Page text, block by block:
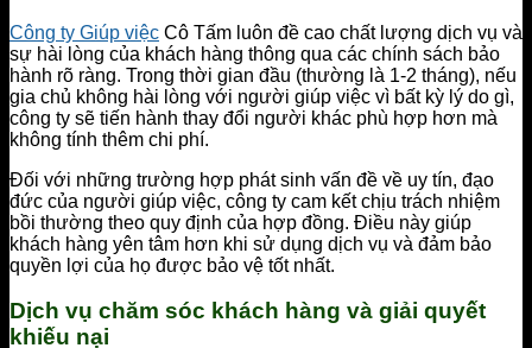
Công ty Giúp việc Cô Tấm luôn đề cao chất lượng dịch vụ và
sự hài lòng của khách hàng thông qua các chính sách bảo
hành rõ ràng. Trong thời gian đầu (thường là 1-2 tháng), nếu
gia chủ không hài lòng với người giúp việc vì bất kỳ lý do gì,
công ty sẽ tiến hành thay đổi người khác phù hợp hơn mà
không tính thêm chi phí.
Đối với những trường hợp phát sinh vấn đề về uy tín, đạo
đức của người giúp việc, công ty cam kết chịu trách nhiệm
bồi thường theo quy định của hợp đồng. Điều này giúp
khách hàng yên tâm hơn khi sử dụng dịch vụ và đảm bảo
quyền lợi của họ được bảo vệ tốt nhất.
Dịch vụ chăm sóc khách hàng và giải quyết
khiếu nại